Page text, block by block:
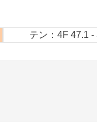
テン：4F 47.1